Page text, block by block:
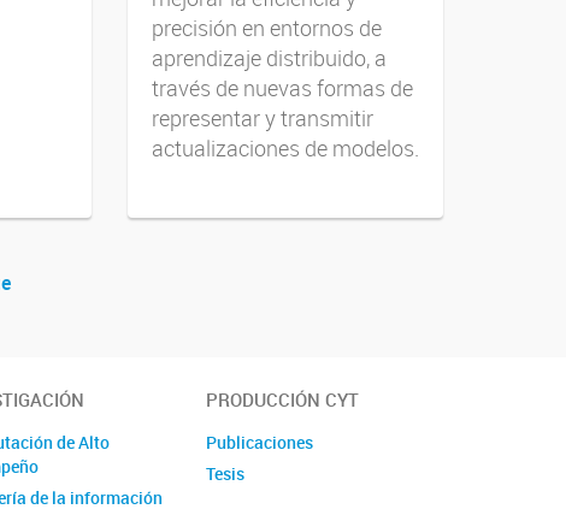
precisión en entornos de
aprendizaje distribuido, a
través de nuevas formas de
representar y transmitir
actualizaciones de modelos.
de Alto
de la información
PRODUCCIÓN CYT
Publicaciones
Tesis